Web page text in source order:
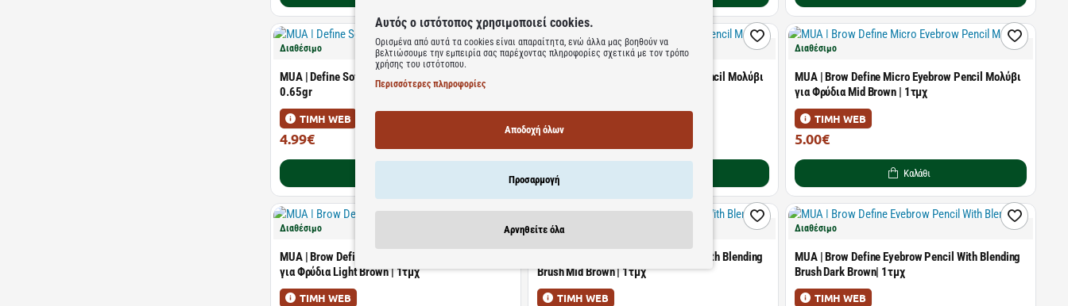
Διαθέσιμο
MUA | Define Soft Felt Liner Στυλό Eye Liner |
0.65gr
ΤΙΜΗ WEB
4.99€
Διαθέσιμο
MUA | Brow Define Micro Eyebrow Pencil Μολύβι
5.00€
Διαθέσιμο
MUA | Brow Define Micro Eyebrow Pencil Μολύβι
για Φρύδια Mid Brown | 1τμχ
ΤΙΜΗ WEB
5.00€
Καλάθι
Διαθέσιμο
MUA | Brow Define Micro Eyebrow Pencil Μολύβι
για Φρύδια Light Brown | 1τμχ
ΤΙΜΗ WEB
Διαθέσιμο
MUA | Brow Define Eyebrow Pencil With Blending
Brush Mid Brown | 1τμχ
ΤΙΜΗ WEB
Διαθέσιμο
MUA | Brow Define Eyebrow Pencil With Blending
Brush Dark Brown| 1τμχ
ΤΙΜΗ WEB
Αυτός ο ιστότοπος χρησιμοποιεί cookies.
Ορισμένα από αυτά τα cookies είναι απαραίτητα, ενώ άλλα μας βοηθούν να
βελτιώσουμε την εμπειρία σας παρέχοντας πληροφορίες σχετικά με τον τρόπο
χρήσης του ιστότοπου.
Περισσότερες πληροφορίες
Αποδοχή όλων
Προσαρμογή
Αρνηθείτε όλα